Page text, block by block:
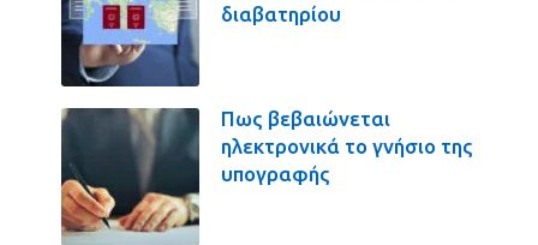
διαβατηρίου
Πως βεβαιώνεται
ηλεκτρονικά το γνήσιο της
υπογραφής